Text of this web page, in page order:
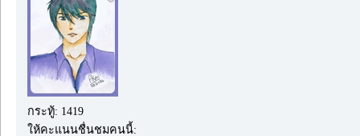
กระทู้: 1419
ให้คะแนนชื่นชมคนนี้: